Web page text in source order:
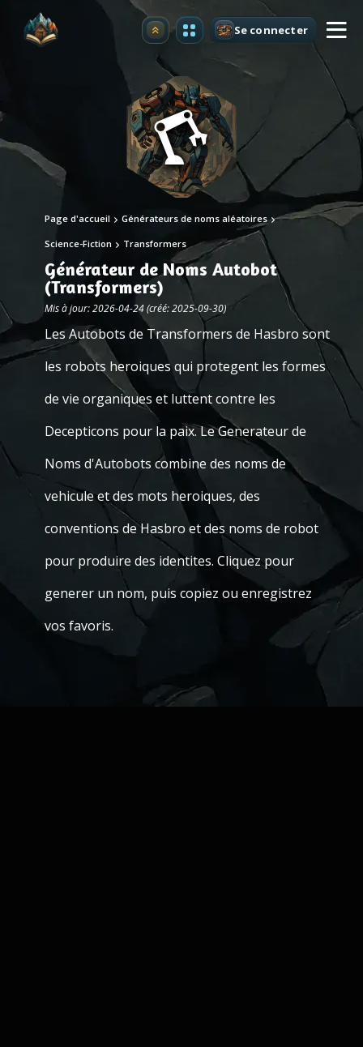
Premium Se connecter
Page d'accueil Générateurs de noms aléatoires
Science-Fiction Transformers
Générateur de Noms Autobot
(Transformers)
Mis à jour: 2026-04-24 (créé: 2025-09-30)
Les Autobots de Transformers de Hasbro sont
les robots heroiques qui protegent les formes
de vie organiques et luttent contre les
Decepticons pour la paix. Le Generateur de
Noms d'Autobots combine des noms de
vehicule et des mots heroiques, des
conventions de Hasbro et des noms de robot
pour produire des identites. Cliquez pour
generer un nom, puis copiez ou enregistrez
vos favoris.